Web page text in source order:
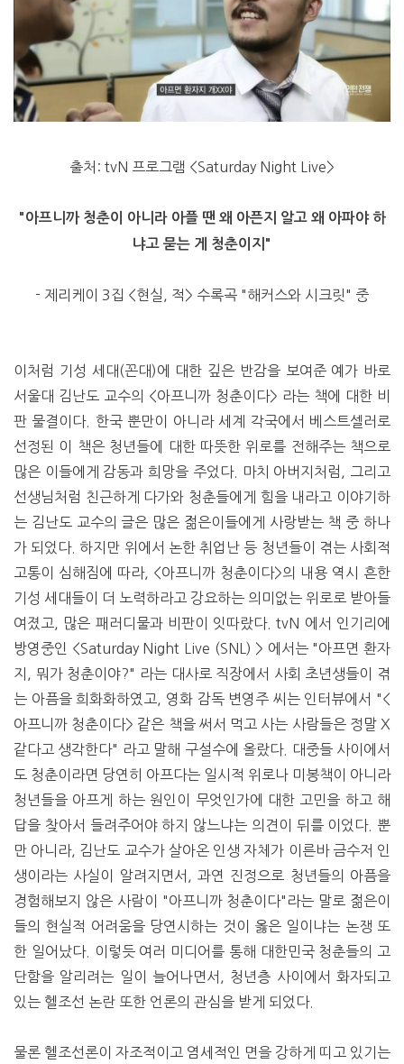
출처: tvN 프로그램 <Saturday Night Live>
"아프니까 청춘이 아니라 아플 땐 왜 아픈지 알고 왜 아파야 하
냐고 묻는 게 청춘이지"
- 제리케이 3집 <현실, 적> 수록곡 "해커스와 시크릿" 중
이처럼 기성 세대(꼰대)에 대한 깊은 반감을 보여준 예가 바로
서울대 김난도 교수의 <아프니까 청춘이다> 라는 책에 대한 비
판 물결이다. 한국 뿐만이 아니라 세계 각국에서 베스트셀러로
선정된 이 책은 청년들에 대한 따뜻한 위로를 전해주는 책으로
많은 이들에게 감동과 희망을 주었다. 마치 아버지처럼, 그리고
선생님처럼 친근하게 다가와 청춘들에게 힘을 내라고 이야기하
는 김난도 교수의 글은 많은 젊은이들에게 사랑받는 책 중 하나
가 되었다. 하지만 위에서 논한 취업난 등 청년들이 겪는 사회적
고통이 심해짐에 따라, <아프니까 청춘이다>의 내용 역시 흔한
기성 세대들이 더 노력하라고 강요하는 의미없는 위로로 받아들
여졌고, 많은 패러디물과 비판이 잇따랐다. tvN 에서 인기리에
방영중인 <Saturday Night Live (SNL) > 에서는 "아프면 환자
지, 뭐가 청춘이야?" 라는 대사로 직장에서 사회 초년생들이 겪
는 아픔을 희화화하였고, 영화 감독 변영주 씨는 인터뷰에서 "<
아프니까 청춘이다> 같은 책을 써서 먹고 사는 사람들은 정말 X
같다고 생각한다" 라고 말해 구설수에 올랐다. 대중들 사이에서
도 청춘이라면 당연히 아프다는 일시적 위로나 미봉책이 아니라
청년들을 아프게 하는 원인이 무엇인가에 대한 고민을 하고 해
답을 찾아서 들려주어야 하지 않느냐는 의견이 뒤를 이었다. 뿐
만 아니라, 김난도 교수가 살아온 인생 자체가 이른바 금수저 인
생이라는 사실이 알려지면서, 과연 진정으로 청년들의 아픔을
경험해보지 않은 사람이 "아프니까 청춘이다"라는 말로 젊은이
들의 현실적 어려움을 당연시하는 것이 옳은 일이냐는 논쟁 또
한 일어났다. 이렇듯 여러 미디어를 통해 대한민국 청춘들의 고
단함을 알리려는 일이 늘어나면서, 청년층 사이에서 화자되고
있는 헬조선 논란 또한 언론의 관심을 받게 되었다.
물론 헬조선론이 자조적이고 염세적인 면을 강하게 띠고 있기는